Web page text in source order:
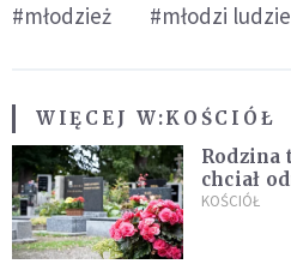
#młodzież
#młodzi ludzie
WIĘCEJ W:KOŚCIÓŁ
Rodzina
chciał
KOŚCIÓŁ